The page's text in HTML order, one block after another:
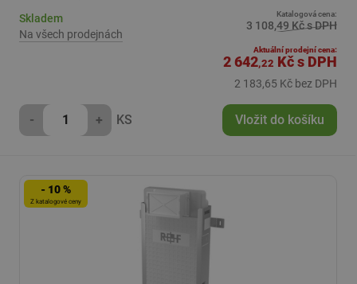
Skladem
Na všech prodejnách
Katalogová cena:
3 108,49 Kč s DPH
Aktuální prodejní cena:
2 642,22 Kčs DPH
2 183,65 Kč bez DPH
- + KS Vložit do košíku
- 10 %
Z katalogové ceny